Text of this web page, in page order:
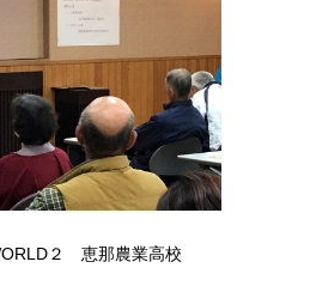
２ 恵那農業高校